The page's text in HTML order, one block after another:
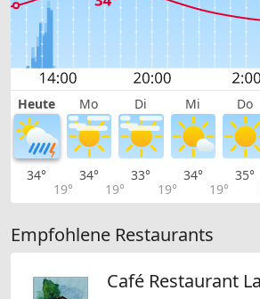
Heute Mo Di Mi Do
34°
19°
34°
19°
33°
19°
34°
19°
35°
Empfohlene Restaurants